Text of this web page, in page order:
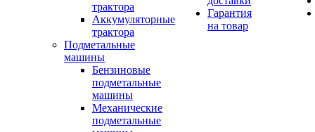
трактора
Аккумуляторные
трактора
Подметальные
машины
Бензиновые
подметальные
машины
Механические
подметальные
Гарантия
на товар